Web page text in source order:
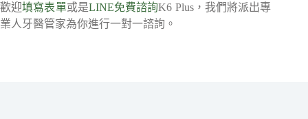
歡迎填寫表單或是LINE免費諮詢K6 Plus，我們將派出專
業人牙醫管家為你進行一對一諮詢。